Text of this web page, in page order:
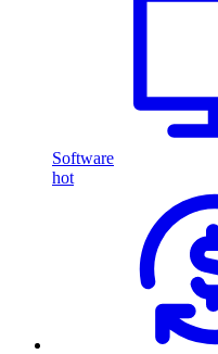
Software
hot